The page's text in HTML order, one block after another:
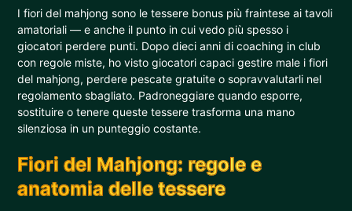
I fiori del mahjong sono le tessere bonus più fraintese ai tavoli
amatoriali — e anche il punto in cui vedo più spesso i
giocatori perdere punti. Dopo dieci anni di coaching in club
con regole miste, ho visto giocatori capaci gestire male i fiori
del mahjong, perdere pescate gratuite o sopravvalutarli nel
regolamento sbagliato. Padroneggiare quando esporre,
sostituire o tenere queste tessere trasforma una mano
silenziosa in un punteggio costante.
Fiori del Mahjong: regole e
anatomia delle tessere